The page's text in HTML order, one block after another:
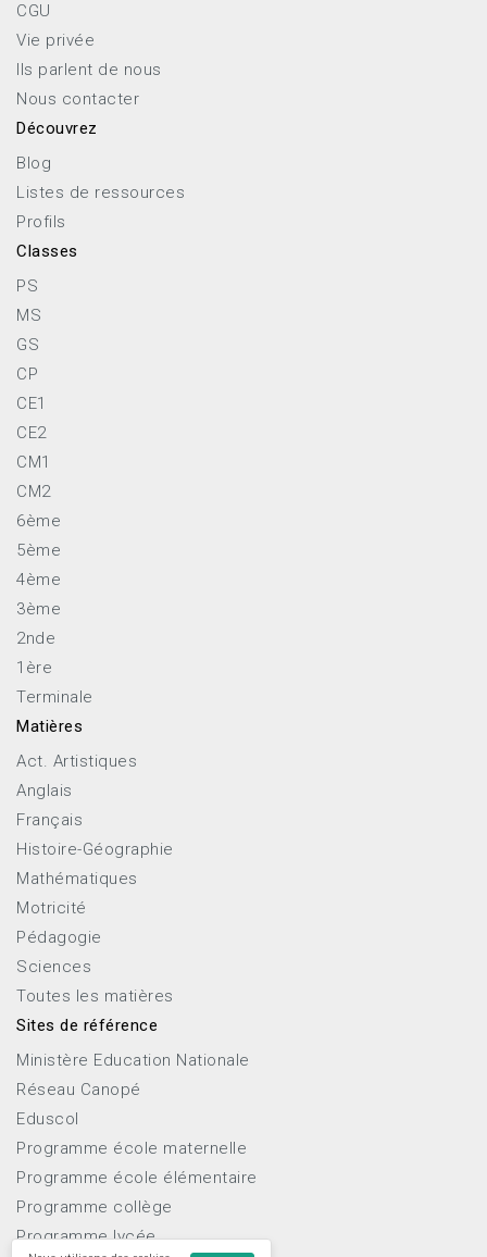
CGU
Vie privée
Ils parlent de nous
Nous contacter
Découvrez
Blog
Listes de ressources
Profils
Classes
PS
MS
GS
CP
CE1
CE2
CM1
CM2
6ème
5ème
4ème
3ème
2nde
1ère
Terminale
Matières
Act. Artistiques
Anglais
Français
Histoire-Géographie
Mathématiques
Motricité
Pédagogie
Sciences
Toutes les matières
Sites de référence
Ministère Education Nationale
Réseau Canopé
Eduscol
Programme école maternelle
Programme école élémentaire
Programme collège
Programme lycée